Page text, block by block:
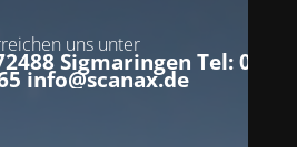
uns unter
Sigmaringen Tel: 0152
info@scanax.de